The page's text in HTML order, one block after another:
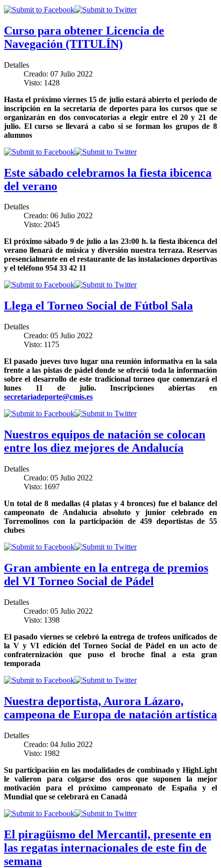
Curso para obtener Licencia de
Navegación (TITULÍN)
Detalles
Creado: 07 Julio 2022
Visto: 1428
Hasta el próximo viernes 15 de julio estará abierto el periodo de
inscripción en la secretaría de deportes para los cursos que se
organizarán en dos convocatorias a elegir entre el 20 y 21 de
julio. El curso se llevará a cabo si se forman los grupos de 8
alumnos
Este sábado celebramos la fiesta ibicenca
del verano
Detalles
Creado: 06 Julio 2022
Visto: 2045
El próximo sábado 9 de julio a las 23:00 h. la fiesta ibicenca del
verano llenará de música y diversión nuestra terraza. Reservas
presencialmente en el restaurante de las instalaciones deportivas
y el teléfono 954 33 42 11
Llega el Torneo Social de Fútbol Sala
Detalles
Creado: 05 Julio 2022
Visto: 1175
El pasado jueves tuvo lugar una reunión informativa en la sala
frente a las pistas de pádel donde se ofreció toda la información
sobre el desarrollo de este tradicional torneo que comenzará el
lunes 11 de julio. Inscripciones abiertas en
secretariadeporte@cmis.es
Nuestros equipos de natación se colocan
entre los diez mejores de Andalucía
Detalles
Creado: 05 Julio 2022
Visto: 1697
Un total de 8 medallas (4 platas y 4 bronces) fue el balance del
campeonato de Andalucía absoluto y junior celebrado en
Torremolinos con la participación de 459 deportistas de 55
clubes
Gran ambiente en la entrega de premios
del VI Torneo Social de Pádel
Detalles
Creado: 05 Julio 2022
Visto: 1398
El pasado viernes se celebró la entrega de trofeos unificados de
la V y VI edición del Torneo Social de Pádel en un acto de
confraternización que puso el broche final a esta gran
temporada
Nuestra deportista, Aurora Lázaro,
campeona de Europa de natación artística
Detalles
Creado: 04 Julio 2022
Visto: 1982
Su participación en las modalidades de combinado y HighLight
le valieron para colgarse dos oros que suponen la mejor
motivación para el próximo campeonato de España y el
Mundial que se celebrará en Canadá
El piragüismo del Mercantil, presente en
las regatas internacionales de este fin de
semana